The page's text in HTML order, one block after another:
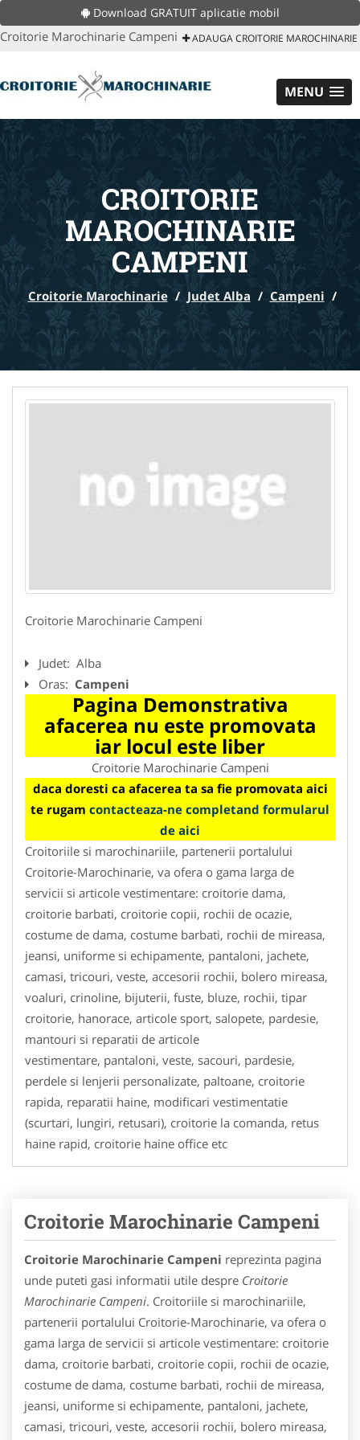
Download GRATUIT aplicatie mobil
Croitorie Marochinarie Campeni ADAUGA CROITORIE MAROCHINARIE
MENU
CROITORIE
MAROCHINARIE
CAMPENI
Croitorie Marochinarie / Judet Alba / Campeni /
Croitorie Marochinarie Campeni
Judet: Alba
Oras: Campeni
Pagina Demonstrativa
afacerea nu este promovata
iar locul este liber
Croitorie Marochinarie Campeni
daca doresti ca afacerea ta sa fie promovata aici
te rugam contacteaza-ne completand formularul
de aici
Croitoriile si marochinariile, partenerii portalului
Croitorie-Marochinarie, va ofera o gama larga de
servicii si articole vestimentare: croitorie dama,
croitorie barbati, croitorie copii, rochii de ocazie,
costume de dama, costume barbati, rochii de mireasa,
jeansi, uniforme si echipamente, pantaloni, jachete,
camasi, tricouri, veste, accesorii rochii, bolero mireasa,
voaluri, crinoline, bijuterii, fuste, bluze, rochii, tipar
croitorie, hanorace, articole sport, salopete, pardesie,
mantouri si reparatii de articole
vestimentare, pantaloni, veste, sacouri, pardesie,
perdele si lenjerii personalizate, paltoane, croitorie
rapida, reparatii haine, modificari vestimentatie
(scurtari, lungiri, retusari), croitorie la comanda, retus
haine rapid, croitorie haine office etc
Croitorie Marochinarie Campeni
Croitorie Marochinarie Campeni reprezinta pagina
unde puteti gasi informatii utile despre Croitorie
Marochinarie Campeni. Croitoriile si marochinariile,
partenerii portalului Croitorie-Marochinarie, va ofera o
gama larga de servicii si articole vestimentare: croitorie
dama, croitorie barbati, croitorie copii, rochii de ocazie,
costume de dama, costume barbati, rochii de mireasa,
jeansi, uniforme si echipamente, pantaloni, jachete,
camasi, tricouri, veste, accesorii rochii, bolero mireasa,